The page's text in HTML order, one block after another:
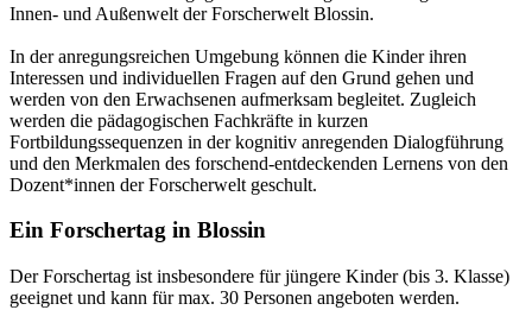
Innen- und Außenwelt der Forscherwelt Blossin.
In der anregungsreichen Umgebung können die Kinder ihren
Interessen und individuellen Fragen auf den Grund gehen und
werden von den Erwachsenen aufmerksam begleitet. Zugleich
werden die pädagogischen Fachkräfte in kurzen
Fortbildungssequenzen in der kognitiv anregenden Dialogführung
und den Merkmalen des forschend-entdeckenden Lernens von den
Dozent*innen der Forscherwelt geschult.
Ein Forschertag in Blossin
Der Forschertag ist insbesondere für jüngere Kinder (bis 3. Klasse)
geeignet und kann für max. 30 Personen angeboten werden.